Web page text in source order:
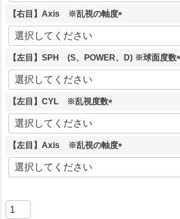
須
【右目】Axis ※乱視の軸度
(
須
【左目】SPH (S、POWER、D) ※球面度数
(
【左目】CYL ※乱視度数
(
須
【左目】Axis ※乱視の軸度
(